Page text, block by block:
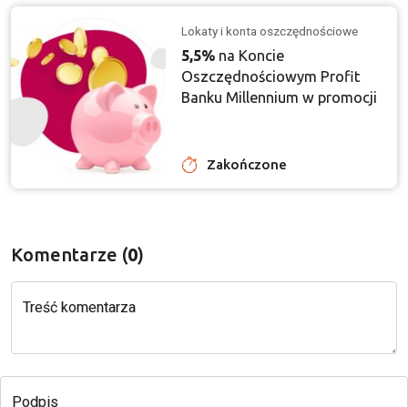
Lokaty i konta oszczędnościowe
5,5% na Koncie
Oszczędnościowym Profit
Banku Millennium w promocji
Zakończone
Komentarze (0)
Treść komentarza
Podpis